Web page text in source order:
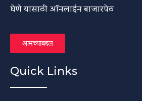
घेणे यासाठी ऑनलाईन बाजारपेठ
आमच्याबद्दल
Quick Links